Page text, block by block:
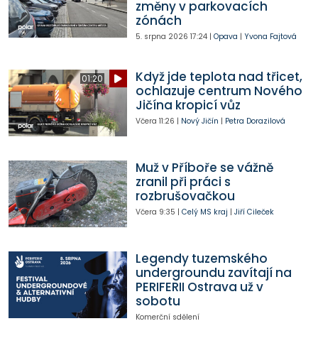
změny v parkovacích
zónách
5. srpna 2026 17:24| Opava | Yvona Fajtová
01:20
Když jde teplota nad třicet,
ochlazuje centrum Nového
Jičína kropicí vůz
Včera 11:26 | Nový Jičín | Petra Dorazilová
Muž v Příboře se vážně
zranil při práci s
rozbrušovačkou
Včera 9:35 | Celý MS kraj | Jiří Cileček
Legendy tuzemského
undergroundu zavítají na
PERIFERII Ostrava už v
sobotu
Komerční sdělení